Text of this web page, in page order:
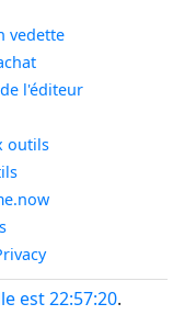
vedette
l'éditeur
outils
est 22:57:21.